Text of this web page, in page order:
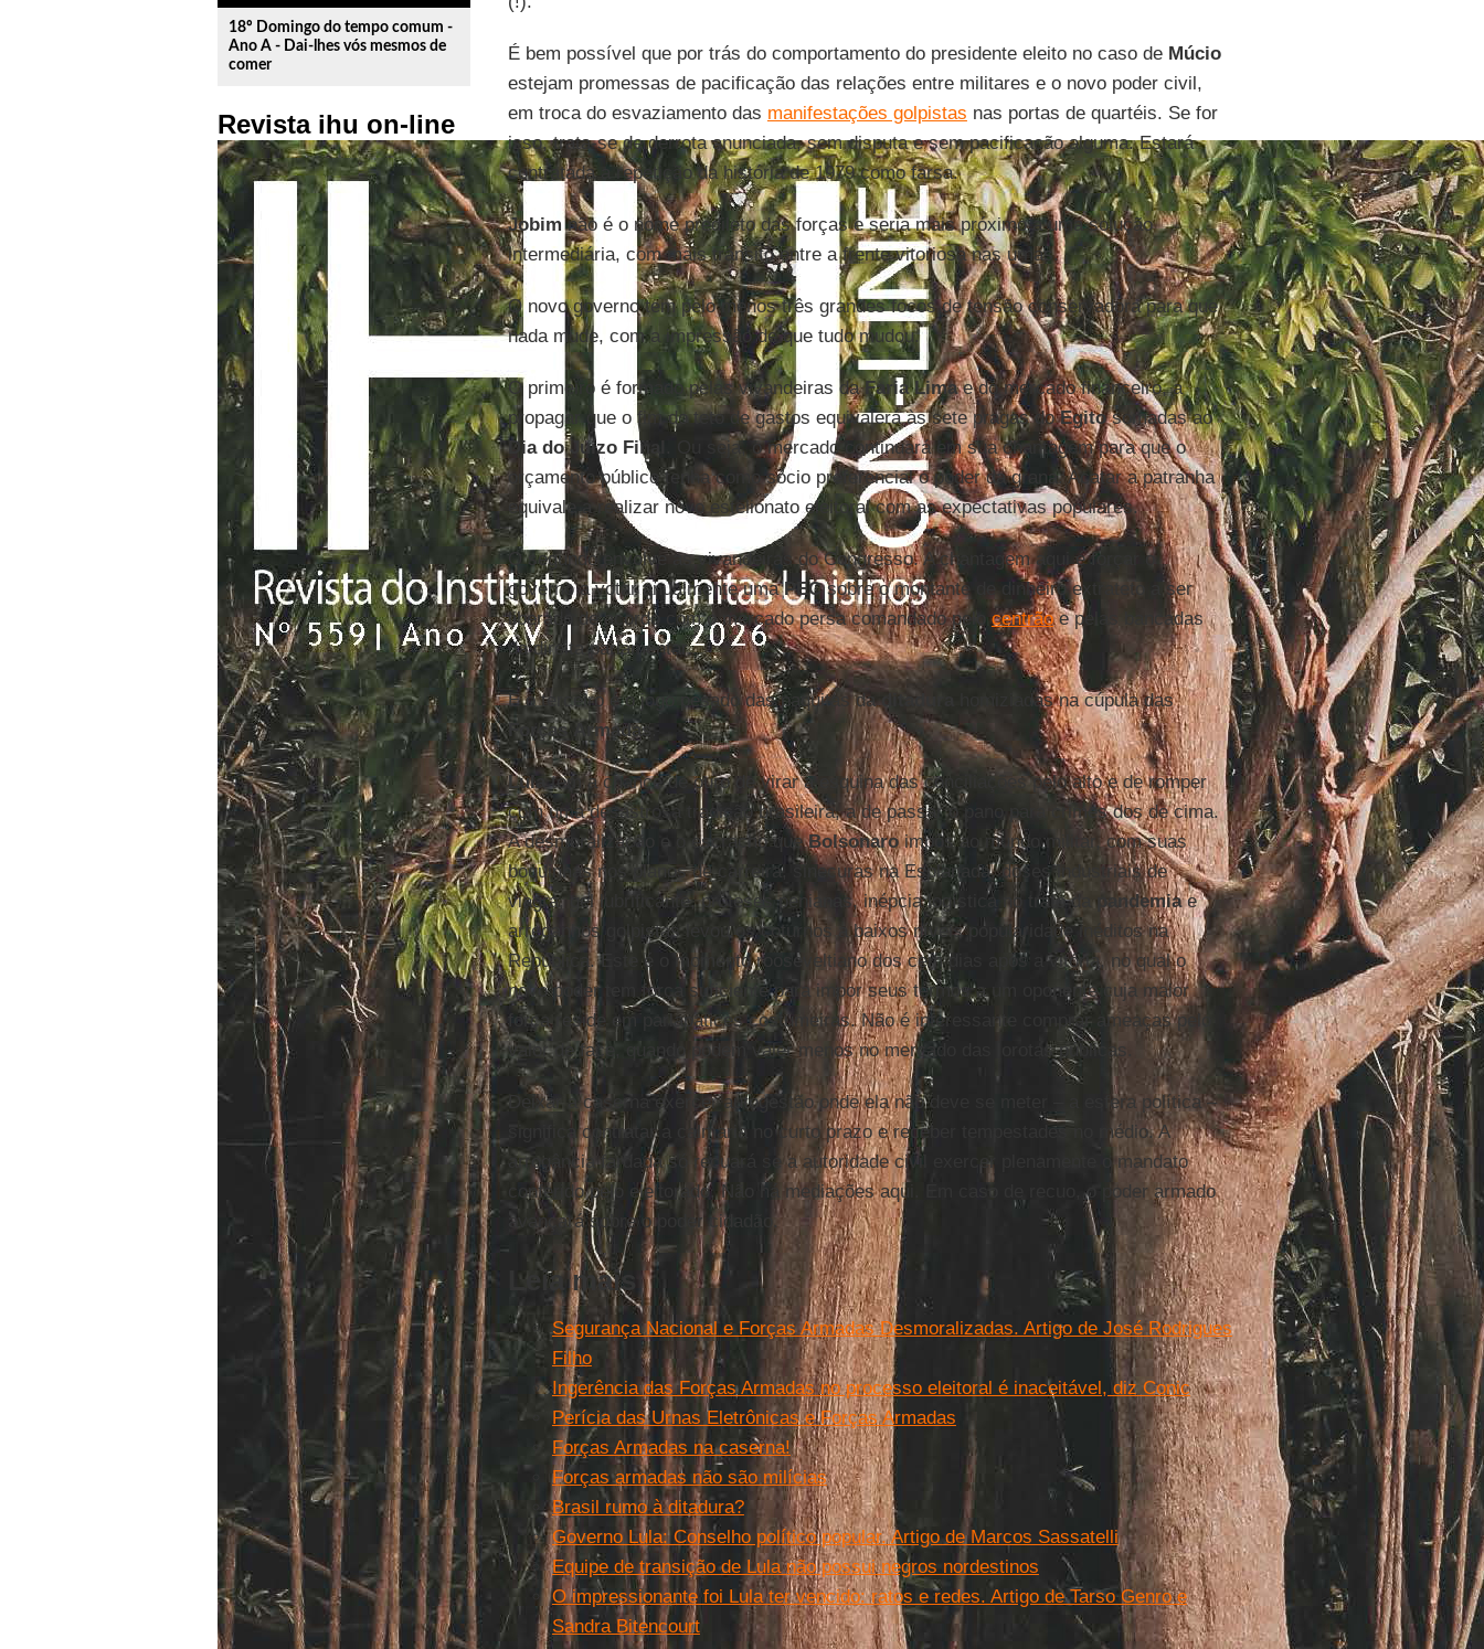
18º Domingo do tempo comum -
Ano A - Dai-lhes vós mesmos de
comer
Revista ihu on-line
É bem possível que por trás do comportamento do presidente eleito no caso de Múcio
estejam promessas de pacificação das relações entre militares e o novo poder civil,
em troca do esvaziamento das manifestações golpistas nas portas de quartéis. Se for
isso, trata-se de derrota anunciada, sem disputa e sem pacificação alguma. Estará
contratada a repetição da história de 1979 como farsa.
Jobimnão é o nome predileto das forças e seria mais próximo a uma solução
intermediária, com mais trânsito entre a frente vitoriosa nas urnas.
O novo governo tem pelo menos três grandes focos de tensão conservadora para que
nada mude, com a impressão de que tudo mudou.
O primeiro é formado pelas vivandeiras daFaria Limae do mercado financeiro, a
propagar que o fim do teto de gastos equivalerá às sete pragas doEgitosomadas ao
Dia do Juízo Final
. Ou seja, o mercado continuará em sua chantagem para que o
orçamento público tenha como sócio preferencial o poder da grana. Acatar a patranha
equivale a realizar novo estelionato eleitoral com as expectativas populares.
O segundo envolve as vivandeiras do Congresso. A chantagem aqui é forçar o
governo a votar anualmente umaPECsobre o montante de dinheiro extrateto a ser
liberado de acordo com o mercado persa comandado pelo centrãoe pelas bancadas
da direita parlamentar.
E o terceiro é o jogo pesado das paquitas daditadura
homiziadas na cúpula das
Forças Armadas
Lula tem a chance de ouro de virar a esquina das conciliações pelo alto e de romper
com uma desastrosa tradição brasileira, a de passar o pano para crimes dos de cima.
A desmoralização e o escracho queBolsonaroimpôs ao mundo militar, com suas
boquinhas nos planos de carreira, sinecuras na Esplanada, doses industriais de
viagra, gel lubrificante, próteses penianas, inépcia logística no trato da pandemiae
arreganhos golpistas levou os coturnos a baixos níveis popularidade inéditos na
República. Este é o momento rooseveltiano dos cem dias após a vitória, no qual o
novo poder tem força suficiente para impor seus termos a um oponente cuja maior
força reside em parlapatices costumeiras. Não é interessante comprar ameaças pelo
valor de face, quando podem valer menos no mercado das lorotas públicas.
Deixar a caserna exercer autogestão onde ela não deve se meter – a esfera política –
significa contratar a calmaria no curto prazo e receber tempestades no médio. A
arrogância fardada só recuará se a autoridade civil exercer plenamente o mandato
conferido pelo eleitorado. Não há mediações aqui. Em caso de recuo, o poder armado
avançará sobre o poder cidadão.
Leia mais
Segurança Nacional e Forças Armadas Desmoralizadas. Artigo de José Rodrigues
Filho
Ingerência das Forças Armadas no processo eleitoral é inaceitável, diz Conic
Perícia das Urnas Eletrônicas e Forças Armadas
Forças Armadas na caserna!
Forças armadas não são milícias
Brasil rumo à ditadura?
Governo Lula: Conselho político popular. Artigo de Marcos Sassatelli
Equipe de transição de Lula não possui negros nordestinos
O impressionante foi Lula ter vencido: ratos e redes. Artigo de Tarso Genro e
Sandra Bitencourt